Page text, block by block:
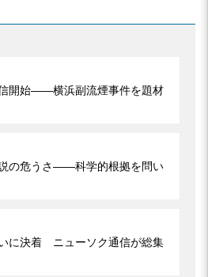
信開始――横浜副流煙事件を題材
の危うさ――科学的根拠を問い
に決着 ニューソク通信が総集